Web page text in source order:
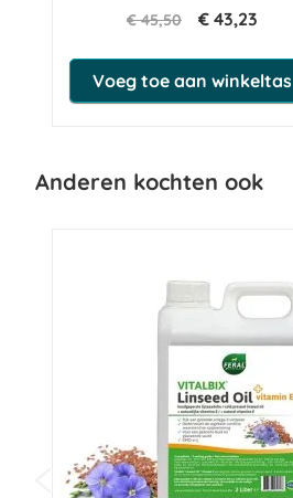
€ 45,50 € 43,23
Voeg toe aan winkeltas
Anderen kochten ook